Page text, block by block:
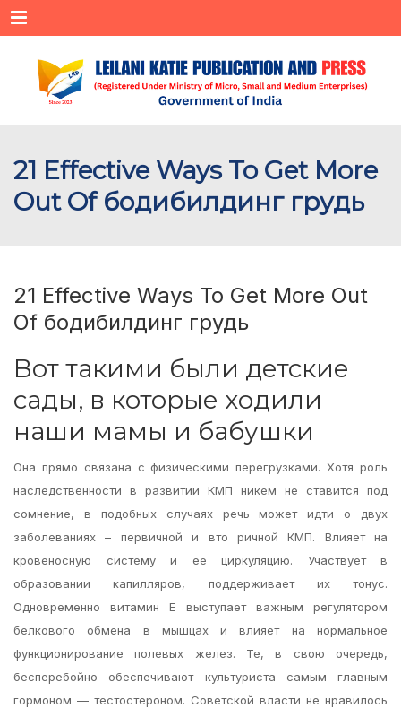
Menu
21 Effective Ways To Get More
Out Of бодибилдинг грудь
21 Effective Ways To Get More Out
Of бодибилдинг грудь
Вот такими были детские
сады, в которые ходили
наши мамы и бабушки
Она прямо связана с физическими перегрузками. Хотя роль
наследственности в развитии КМП никем не ставится под
сомнение, в подобных случаях речь может идти о двух
заболеваниях – первичной и вто ричной КМП. Влияет на
кровеносную систему и ее циркуляцию. Участвует в
образовании капилляров, поддерживает их тонус.
Одновременно витамин Е выступает важным регулятором
белкового обмена в мышцах и влияет на нормальное
функционирование полевых желез. Те, в свою очередь,
бесперебойно обеспечивают культуриста самым главным
гормоном — тестостероном. Советской власти не нравилось